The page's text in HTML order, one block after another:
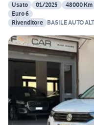
Usato
01/2025 48000 Km
Euro 6
Rivenditore BASILE AUTO